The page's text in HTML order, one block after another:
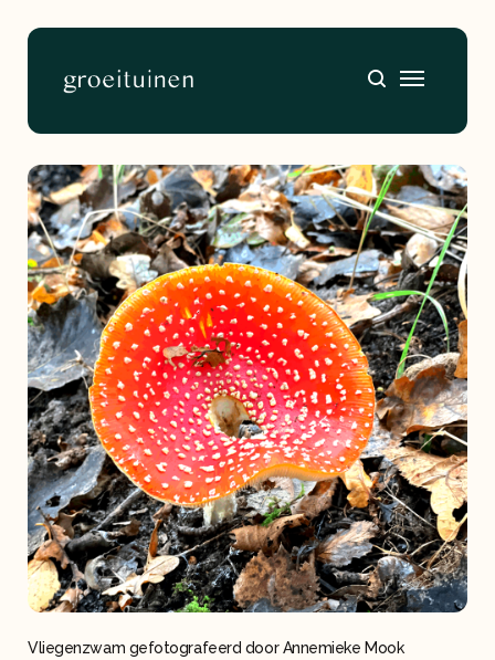
About
Vliegenzwam gefotografeerd door Annemieke Mook